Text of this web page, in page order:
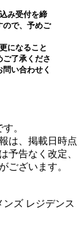
み受付を締
ので、予めご
になること
ご了承くださ
い合わせく
。
は、掲載日時点
予告なく改定、
ございます。
ンズ レジデンス